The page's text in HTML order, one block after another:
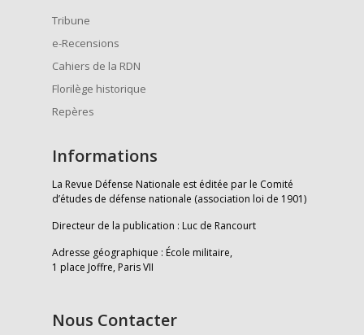
Tribune
e-Recensions
Cahiers de la RDN
Florilège historique
Repères
Informations
La Revue Défense Nationale est éditée par le Comité
d’études de défense nationale (association loi de 1901)
Directeur de la publication : Luc de Rancourt
Adresse géographique : École militaire,
1 place Joffre, Paris VII
Nous Contacter